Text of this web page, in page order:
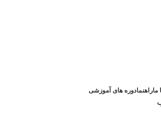
ماراهنمادوره های آموزشی